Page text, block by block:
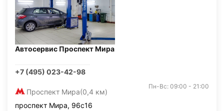
Автосервис Проспект Мира
+7 (495) 023-42-98
Проспект Мира(0,4 км)
Пн-Вс: 09:00 - 21:00
проспект Мира, 96с16